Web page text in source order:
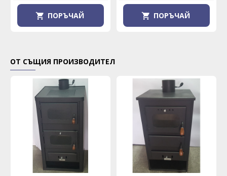
ПОРЪЧАЙ ПОРЪЧАЙ
ОТ СЪЩИЯ ПРОИЗВОДИТЕЛ